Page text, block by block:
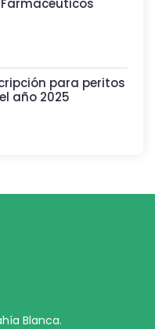
para peritos
año 2025
Blanca.